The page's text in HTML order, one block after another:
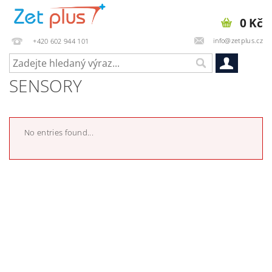
+420 602 944 101 info@zetplus.cz
0 Kč
SENSORY
No entries found...